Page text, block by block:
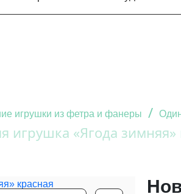
игрушки из фетра и фанеры /
игрушка «Ягода зимняя»